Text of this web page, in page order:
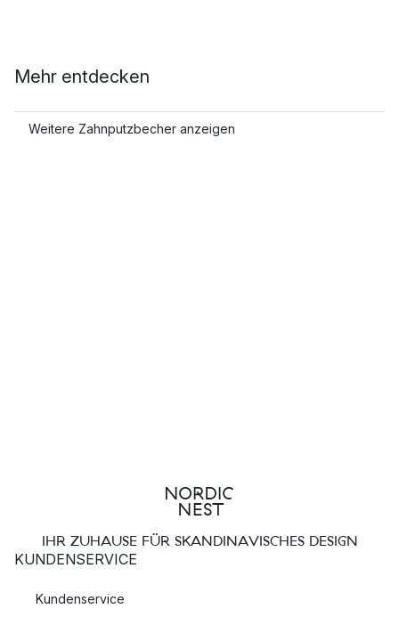
Mehr entdecken
Weitere Zahnputzbecher anzeigen
IHR ZUHAUSE FÜR SKANDINAVISCHES DESIGN
KUNDENSERVICE
Kundenservice